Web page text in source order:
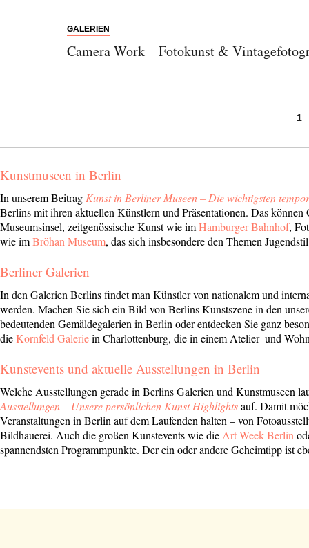
GALERIEN
Camera Work – Fotokunst &
1
Kunstmuseen in Berlin
In unserem Beitrag Kunst in Berliner Museen – Die wichtigsten
Berlins mit ihren aktuellen Künstlern und Präsentationen. Das
Museumsinsel, zeitgenössische Kunst wie imHamburger Bahnhof,
wie imBröhan Museum, das sich insbesondere den Themen
Berliner Galerien
In den Galerien Berlins findet man Künstler von nationalem und
werden. Machen Sie sich ein Bild von Berlins Kunstszene in den
bedeutenden Gemäldegalerien in Berlin oder entdecken Sie ganz
dieKornfeld Galeriein Charlottenburg, die in einem Atelier- und
Kunstevents und aktuelle Ausstellungen in Berlin
Welche Ausstellungen gerade in Berlins Galerien und Kunstmuseen
Ausstellungen – Unsere persönlichen Kunst Highlightsauf. Damit
Veranstaltungen in Berlin auf dem Laufenden halten – von
Bildhauerei. Auch die großen Kunstevents wie dieArt Week Berlin
spannendsten Programmpunkte. Der ein oder andere Geheimtipp ist
Abonnieren Sie unseren Newsletter
Entdecken Sie jede Woche neue schöne
Orte, handverlesene Geheimtipps und
einzigartige Reisen.
Bitte schicken Sie mir bis zum Widerruf meiner
Einwilligung den Newsletter mit Informationen zu
zur Kenntnis genommen und akzeptiere diese.
SENDEN